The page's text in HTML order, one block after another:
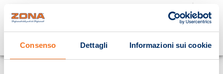
Consenso Dettagli Informazioni sui cookie
Cosa stai cercando?